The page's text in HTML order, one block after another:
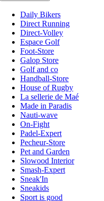
Daily Bikers
Direct Running
Direct-Volley
Espace Golf
Foot-Store
Galop Store
Golf and co
Handball-Store
House of Rugby
La sellerie de Maé
Made in Paradis
Nauti-wave
On-Fight
Padel-Expert
Pecheur-Store
Pet and Garden
Slowood Interior
Smash-Expert
Sneak'In
Sneakids
Sport is good